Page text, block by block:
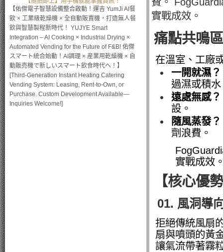
實戰成效。
痛點共鳴
在溫室、工廠
一開就濕？
過濕或積水
遠處無感？
設。
隨風蒸發？
劑浪費 。
實戰成效
【核心優
01. 風洞導
拒絕傳統風扇
扇與噴頭的黃
讓氣流帶著霧
【佑傑電子智慧設備整合啟動！運吉 YumJi AI餐
飲 × 工業級乾燥機 × 全自動販賣機，打造無人餐
飲與智慧製程新時代！ YUJYE Smart
Integration – AI Cooking × Industrial Drying ×
Automated Vending for the Future of F&B! 佑傑
スマート統合始動！AI調理 × 産業用乾燥機 × 自
動販売機で新しいスマート飲食時代へ！】
[Third-Generation Instant Heating Catering
Vending System: Leasing, Rent-to-Own, or
Purchase. Custom Development Available—
Inquiries Welcome!]